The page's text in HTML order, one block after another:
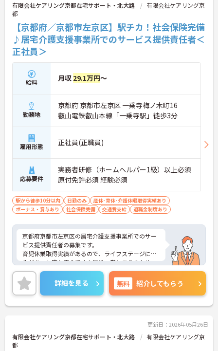
有限会社ケアリング京都在宅サポート・北大路
有限会社ケアリング京
都
【京都府／京都市左京区】駅チカ！社会保険完備
♪居宅介護支援事業所でのサービス提供責任者＜
正社員＞
給料 月収 29.1万円～
勤務地
京都府 京都市左京区 一乗寺梅ノ木町16
叡山電鉄叡山本線「一乗寺駅」徒歩3分
雇用形態 正社員(正職員)
応募要件
実務者研修（ホームヘルパー1級）以上必須
原付免許必須 経験必須
駅から徒歩10分以内 日勤のみ
産休･育休･介護休暇取得実績あり
ボーナス・賞与あり
社会保険完備 交通費支給 退職金制度あり
京都府京都市左京区の居宅介護支援事業所でのサー
ビス提供責任者の募集です。
育児休業取得実績があるので、ライフステージに変
化があった際も安心です！昇給・賞与ありのため、
あなたの頑張りがしっかり評価されます。
ご興味のある方は、面接のポイントをお伝えします
のでお気軽にお問い合せください。
詳細を見る 無料 紹介してもらう
更新日：2026年05月26日
有限会社ケアリング京都在宅サポート・北大路
有限会社ケアリング京
都